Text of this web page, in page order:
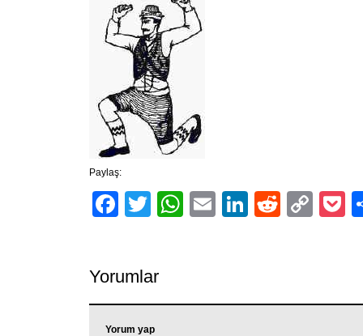
Paylaş:
Facebook
TwitterWhatsApp
EmailLinkedIn
Reddit
Yorumlar
Yorum yap